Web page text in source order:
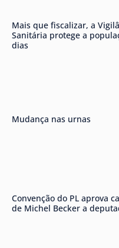
Mais que fiscalizar, a
Sanitária protege a
dias
Mudança nas urnas
Convenção do PL aprova
de Michel Becker a